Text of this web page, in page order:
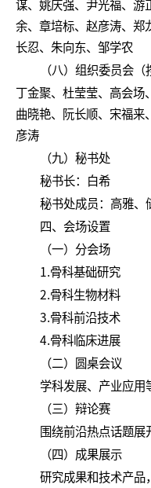
谋、姚庆强、尹光福、游
余、章培标、赵彦涛、郑
长忍、朱向东、邹学农
（八）组织委员会
丁金聚、杜莹莹、高会场
曲晓艳、阮长顺、宋福来
彦涛
（九）秘书处
秘书长：白希
秘书处成员：高雅、
四、会场设置
（一）分会场
1.骨科基础研究
2.骨科生物材料
3.骨科前沿技术
4.骨科临床进展
（二）圆桌会议
学科发展、产业应用
（三）辩论赛
围绕前沿热点话题展
（四）成果展示
研究成果和技术产品